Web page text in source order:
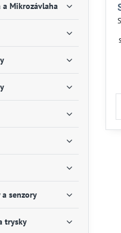
a Mikrozávlaha
senzory
trysky